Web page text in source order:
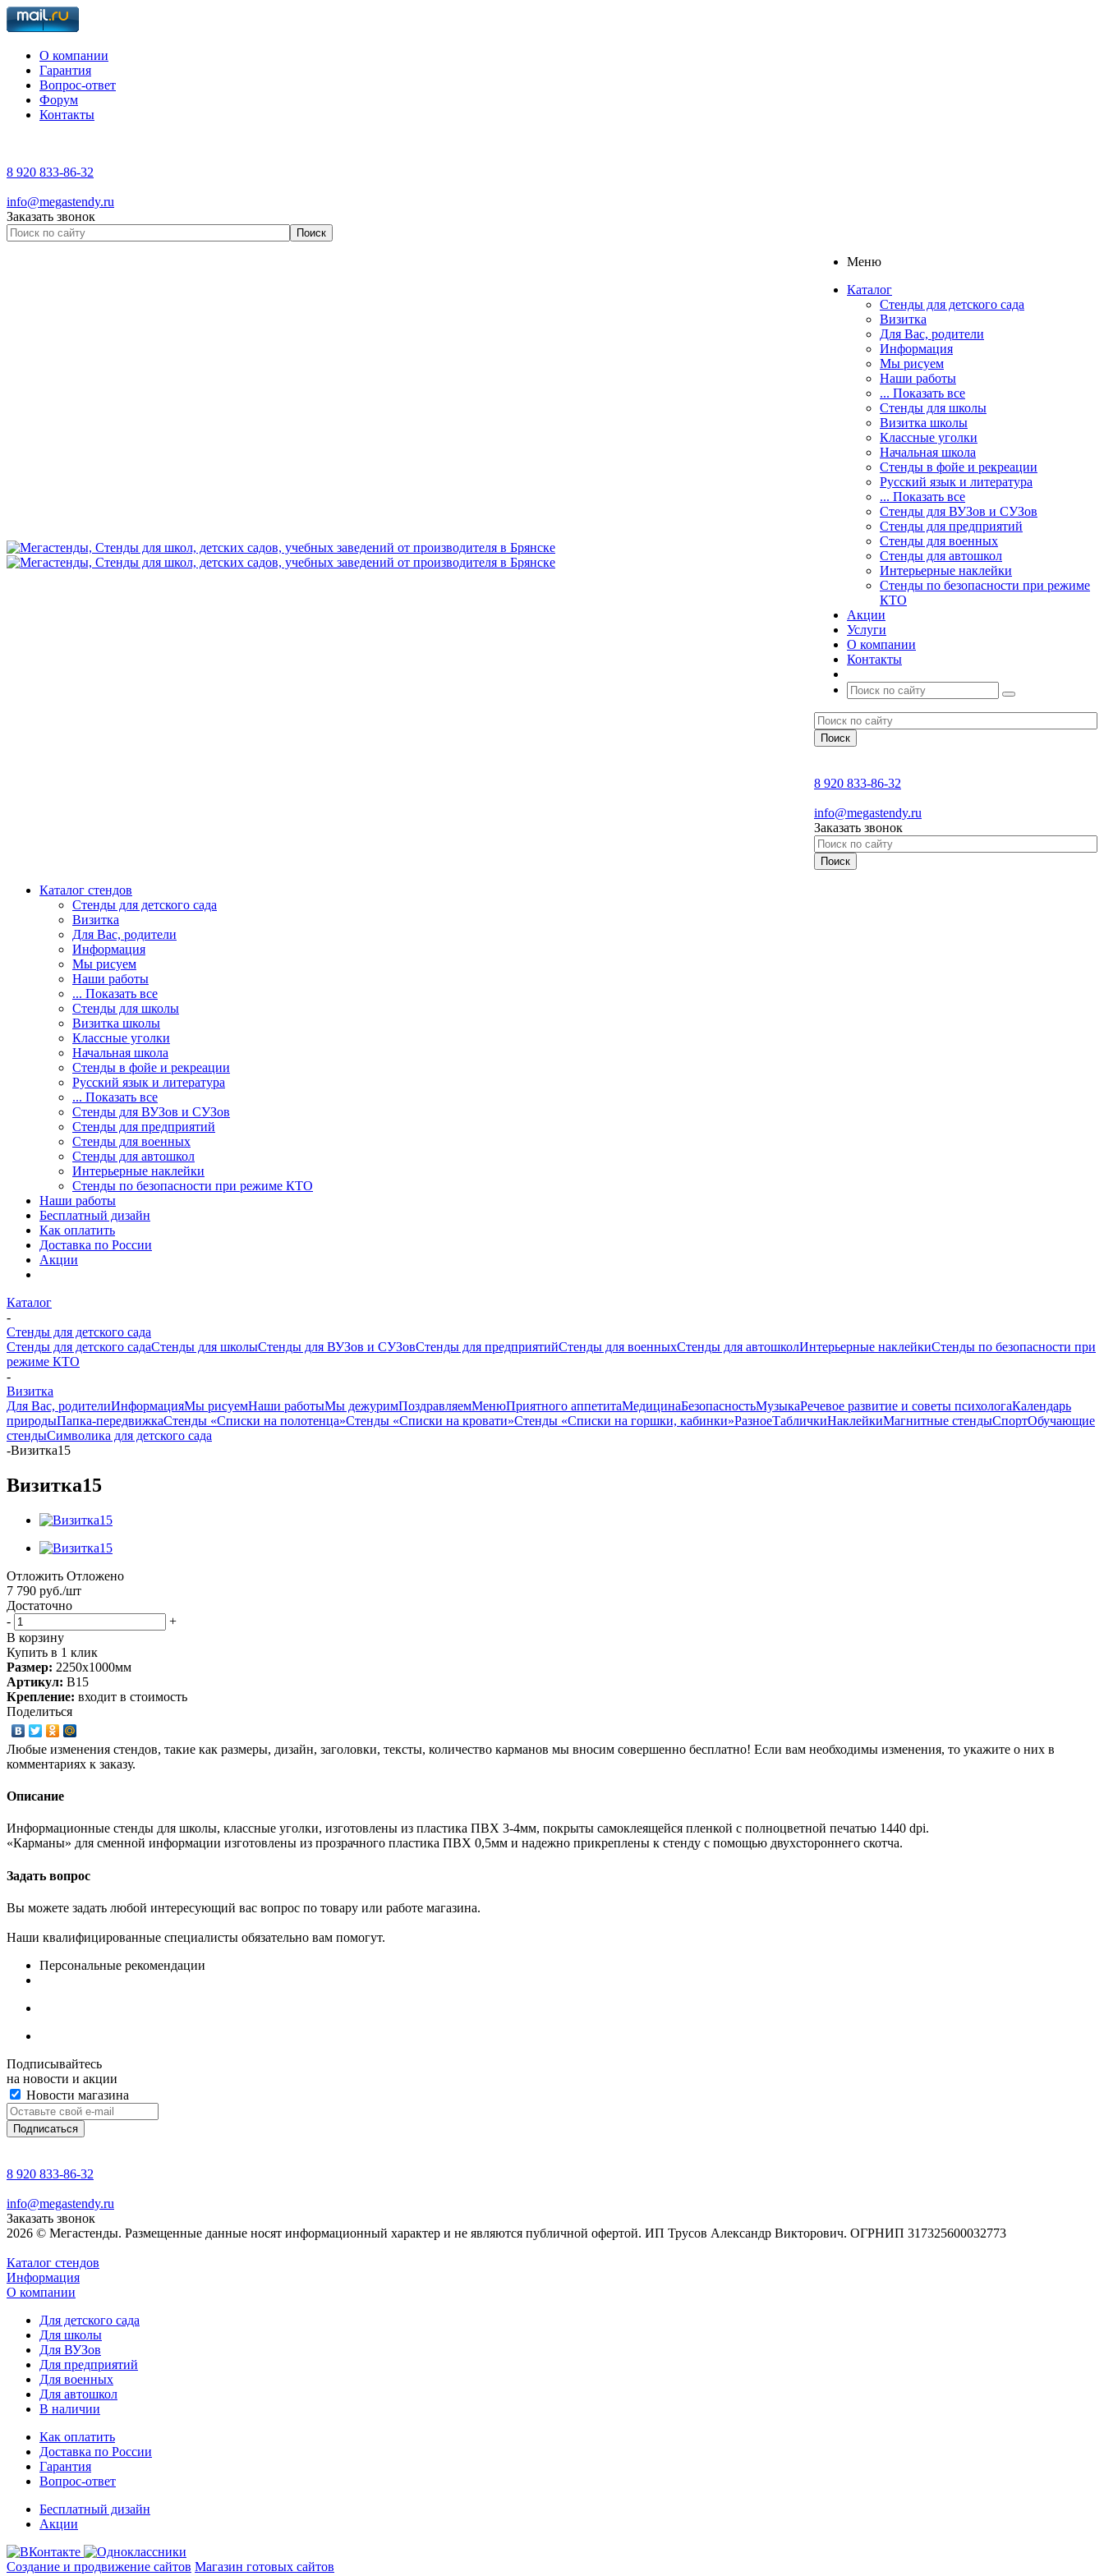
О компании
Гарантия
Вопрос-ответ
Форум
Контакты
8 920 833-86-32
info@megastendy.ru
Заказать звонок
Меню
Каталог
Стенды для детского сада
Визитка
Для Вас, родители
Информация
Мы рисуем
Наши работы
... Показать все
Стенды для школы
Визитка школы
Классные уголки
Начальная школа
Стенды в фойе и рекреации
Русский язык и литература
... Показать все
Стенды для ВУЗов и СУЗов
Стенды для предприятий
Стенды для военных
Стенды для автошкол
Интерьерные наклейки
Стенды по безопасности при режиме
КТО
Акции
Услуги
О компании
Контакты
8 920 833-86-32
info@megastendy.ru
Заказать звонок
Каталог стендов
Стенды для детского сада
Визитка
Для Вас, родители
Информация
Мы рисуем
Наши работы
... Показать все
Стенды для школы
Визитка школы
Классные уголки
Начальная школа
Стенды в фойе и рекреации
Русский язык и литература
... Показать все
Стенды для ВУЗов и СУЗов
Стенды для предприятий
Стенды для военных
Стенды для автошкол
Интерьерные наклейки
Стенды по безопасности при режиме КТО
Наши работы
Бесплатный дизайн
Как оплатить
Доставка по России
Акции
Каталог
-
Стенды для детского сада
Стенды для детского садаСтенды для школыСтенды для ВУЗов и СУЗовСтенды для предприятийСтенды для военныхСтенды для автошколИнтерьерные наклейкиСтенды по безопасности при
режиме КТО
-
Визитка
Для Вас, родителиИнформацияМы рисуемНаши работыМы дежуримПоздравляемМенюПриятного аппетитаМедицинаБезопасностьМузыкаРечевое развитие и советы психологаКалендарь
природыПапка-передвижкаСтенды «Списки на полотенца»Стенды «Списки на кровати»Стенды «Списки на горшки, кабинки»РазноеТабличкиНаклейкиМагнитные стендыСпортОбучающие
стендыСимволика для детского сада
-Визитка15
Визитка15
Отложить Отложено
7 790 руб./шт
Достаточно
-
+
В корзину
Купить в 1 клик
Размер: 2250х1000мм
Артикул: В15
Крепление: входит в стоимость
Поделиться
Любые изменения стендов, такие как размеры, дизайн, заголовки, тексты, количество карманов мы вносим совершенно бесплатно! Если вам необходимы изменения, то укажите о них в
комментариях к заказу.
Описание
Информационные стенды для школы, классные уголки, изготовлены из пластика ПВХ 3-4мм, покрыты самоклеящейся пленкой с полноцветной печатью 1440 dpi.
«Карманы» для сменной информации изготовлены из прозрачного пластика ПВХ 0,5мм и надежно прикреплены к стенду с помощью двухстороннего скотча.
Задать вопрос
Вы можете задать любой интересующий вас вопрос по товару или работе магазина.
Наши квалифицированные специалисты обязательно вам помогут.
Персональные рекомендации
Подписывайтесь
на новости и акции
Новости магазина
8 920 833-86-32
info@megastendy.ru
Заказать звонок
2026 © Мегастенды. Размещенные данные носят информационный характер и не являются публичной офертой. ИП Трусов Александр Викторович. ОГРНИП 317325600032773
Каталог стендов
Информация
О компании
Для детского сада
Для школы
Для ВУЗов
Для предприятий
Для военных
Для автошкол
В наличии
Как оплатить
Доставка по России
Гарантия
Вопрос-ответ
Бесплатный дизайн
Акции
Создание и продвижение сайтов Магазин готовых сайтов